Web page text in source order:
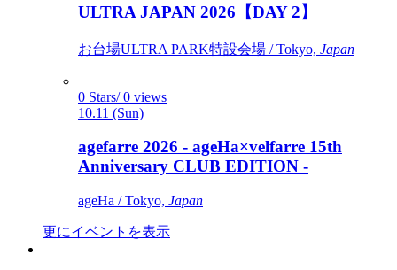
ULTRA JAPAN 2026【DAY 2】
お台場ULTRA PARK特設会場 / Tokyo, Japan
0 Stars/ 0 views
10.11 (Sun)
agefarre 2026 - ageHa×velfarre 15th
Anniversary CLUB EDITION -
ageHa / Tokyo, Japan
更にイベントを表示